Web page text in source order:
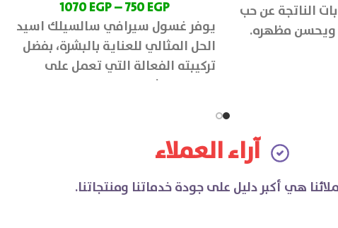
الناتجة عن حب
ويحسن مظهره.
750EGP
–
1070EGP
يوفر غسول سيرافي سالسيلك اسيد
الحل المثالي للعناية بالبشرة، بفضل
تركيبته الفعالة التي تعمل على
تنظيف البشرة بعمق والحفاظ على
آراء العملاء
هي أكبر دليل على جودة خدماتنا ومنتجاتنا.